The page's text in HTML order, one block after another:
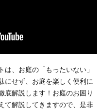
、お庭の「もったいない」
にせず、お庭を楽しく便利に
底解説します！お庭のお困り
て解説してきますので、是非